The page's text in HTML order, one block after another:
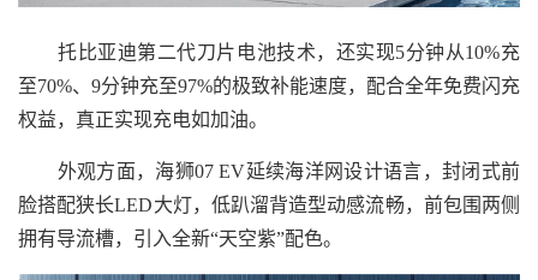
托比亚迪第二代刀片电池技术，还实现5分钟从10%充
至70%、9分钟充至97%的极致补能速度，配合全年免费闪充
权益，真正实现充电如加油。
外观方面，海狮07 EV延续海洋网设计语言，封闭式前
脸搭配狭长LED大灯，低趴溜背造型动感流畅，前包围两侧
拥有导流槽，引入全新“天空紫”配色。